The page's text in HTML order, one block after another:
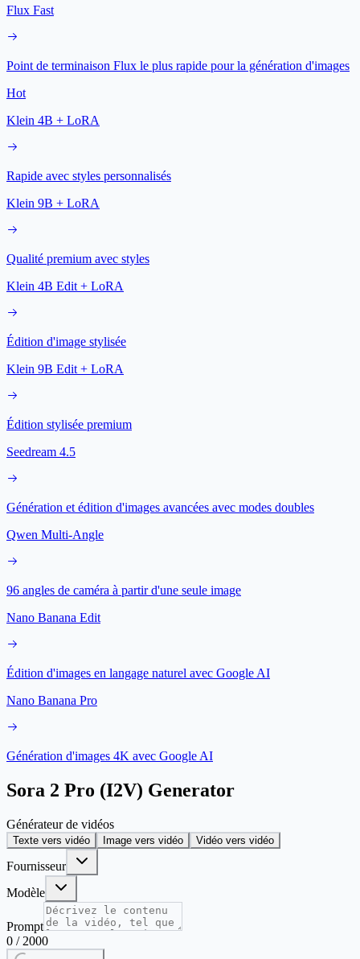
Flux Fast
Point de terminaison Flux le plus rapide pour la génération d'images
Hot
Klein 4B + LoRA
Rapide avec styles personnalisés
Klein 9B + LoRA
Qualité premium avec styles
Klein 4B Edit + LoRA
Édition d'image stylisée
Klein 9B Edit + LoRA
Édition stylisée premium
Seedream 4.5
Génération et édition d'images avancées avec modes doubles
Qwen Multi-Angle
96 angles de caméra à partir d'une seule image
Nano Banana Edit
Édition d'images en langage naturel avec Google AI
Nano Banana Pro
Génération d'images 4K avec Google AI
Sora 2 Pro (I2V) Generator
Générateur de vidéos
Texte vers vidéo Image vers vidéo Vidéo vers vidéo
Fournisseur
Modèle
Prompt
0 / 2000